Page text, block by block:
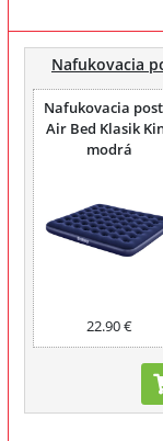
Nafukovacia
Nafukovacia
Air Bed Klasik
modrá
22.90 €